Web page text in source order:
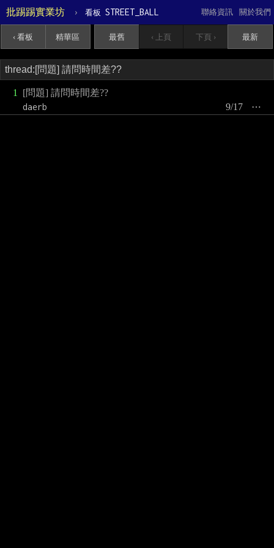
批踢踢實業坊 › 看板 STREET_BALL 關於我們
聯絡資訊
‹ 看板 精華區 最舊 ‹ 上頁 下頁 › 最新
1
[問題] 請問時間差??
daerb
⋯
9/17